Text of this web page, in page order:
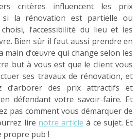
critères influencent les prix
si la rénovation est partielle ou
l’accessibilité du lieu et les
Bien sûr il faut aussi prendre en
main d’œuvre qui change selon les
but à vous est que le client vous
ses travaux de rénovation, et
d’arborer des prix attractifs et
défendant votre savoir-faire. Et
pas comment vous démarquer de
lire notre article à ce sujet. Et
propre pub !